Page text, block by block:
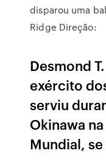
disparou uma
Ridge Direção:
Desmond
exército
serviu
Okinawa
Mundial,